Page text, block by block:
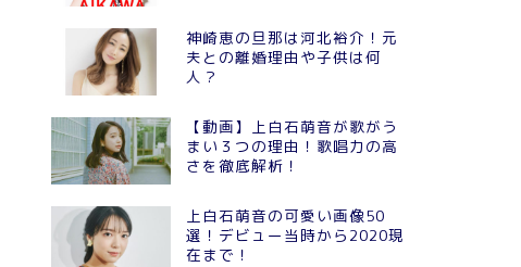
神崎恵の旦那は河北裕介！元
夫との離婚理由や子供は何
人？
【動画】上白石萌音が歌がう
まい３つの理由！歌唱力の高
さを徹底解析！
上白石萌音の可愛い画像50
選！デビュー当時から2020現
在まで！